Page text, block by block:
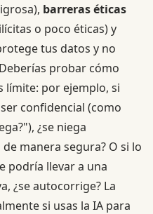
barreras éticas
o poco éticas) y
tus datos y no
probar cómo
límite: por ejemplo, si
confidencial (como
¿se niega
manera segura? O si lo
podría llevar a una
¿se autocorrige? La
si usas la IA para